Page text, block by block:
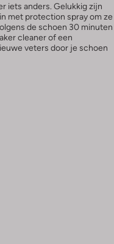
iets anders. Gelukkig zijn
met protection spray om ze
de schoen 30 minuten
cleaner of een
veters door je schoen